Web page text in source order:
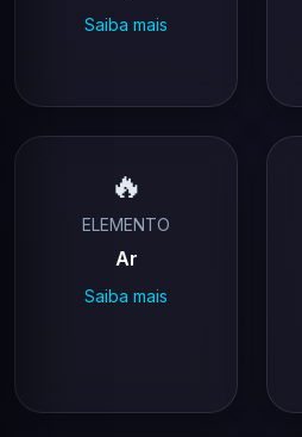
Saiba mais
🔥
ELEMENTO
Ar
Saiba mais